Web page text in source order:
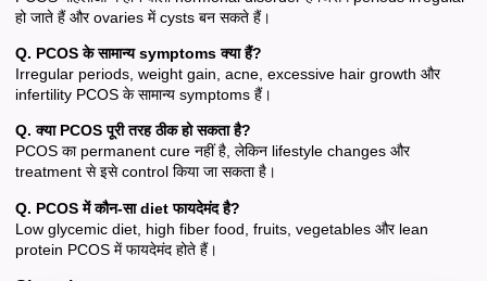
हो जाते हैं और ovaries में cysts बन सकते हैं।
Q. PCOS के सामान्य symptoms क्या हैं?
Irregular periods, weight gain, acne, excessive hair growth और
infertility PCOS के सामान्य symptoms हैं।
Q. क्या PCOS पूरी तरह ठीक हो सकता है?
PCOS का permanent cure नहीं है, लेकिन lifestyle changes और
treatment से इसे control किया जा सकता है।
Q. PCOS में कौन-सा diet फायदेमंद है?
Low glycemic diet, high fiber food, fruits, vegetables और lean
protein PCOS में फायदेमंद होते हैं।